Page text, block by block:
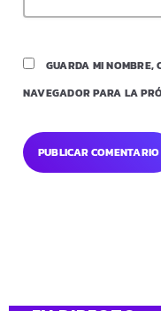
GUARDA MI NOMBRE,
NAVEGADOR PARA LA